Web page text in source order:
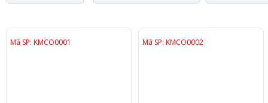
Mã SP: KMCO0001 Mã SP: KMCO0002